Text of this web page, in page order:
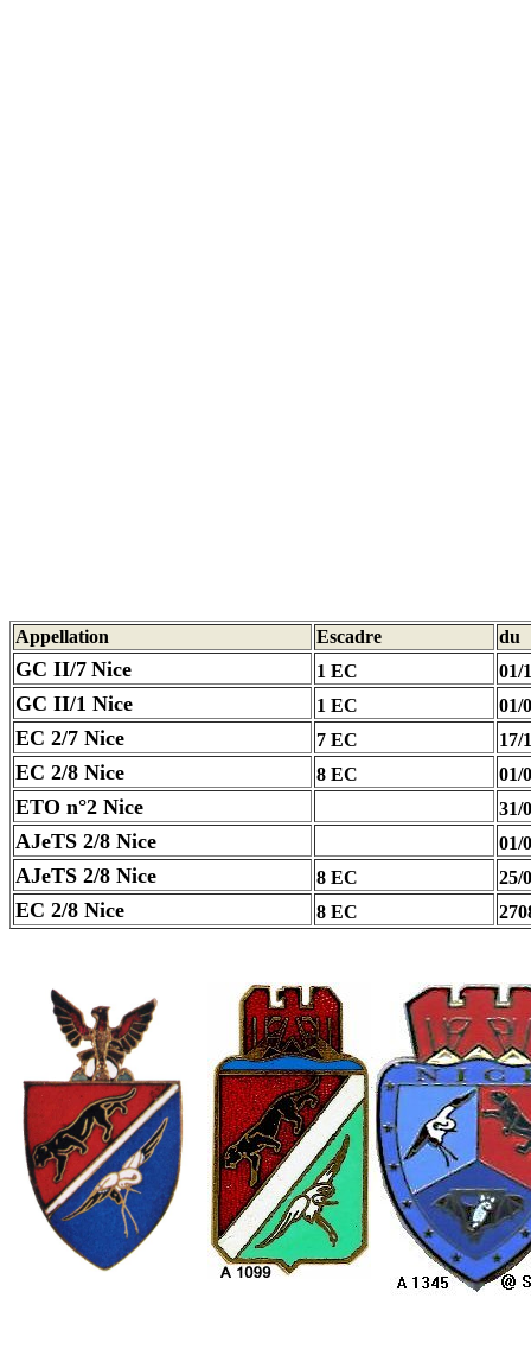
Appellation Escadre du
GC II/7 Nice 1 EC 01/
GC II/1 Nice 1 EC 01/
EC 2/7 Nice 7 EC 17/
EC 2/8 Nice 8 EC 01/
ETO n°2 Nice 31/
AJeTS 2/8 Nice 01/
AJeTS 2/8 Nice 8 EC 25/
EC 2/8 Nice 8 EC